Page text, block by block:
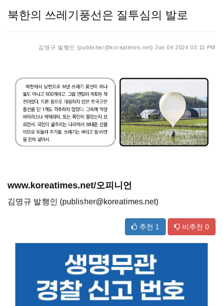
북한의 쓰레기풍선은 질투심의 발로
김명규 발행인 (publisher@koreatimes.net) Jun 04 2024 03:11 PM
www.koreatimes.net/오피니언
김명규 발행인 (publisher@koreatimes.net)
추천 1 비추천 0